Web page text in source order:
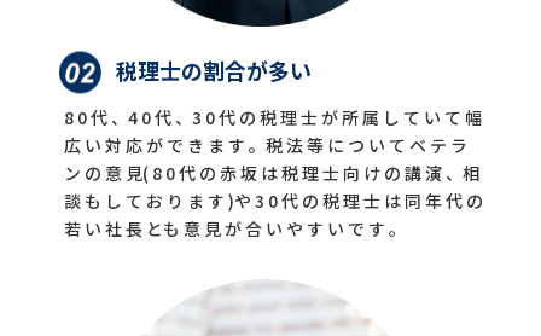
税理士の割合が多い
8 0代 、 4 0代 、 3 0代 の 税 理 士 が 所 属 し て い て 幅
広 い 対 応 が で き ま す 。税 法 等 に つ い て ベ テ ラ
ン の 意 見( 8 0代 の 赤 坂 は 税 理 士 向 け の 講 演 、相
談 も し て お り ま す )や 3 0代 の 税 理 士 は 同 年 代 の
若 い 社 長 とも 意 見 が 合 い や す い で す 。